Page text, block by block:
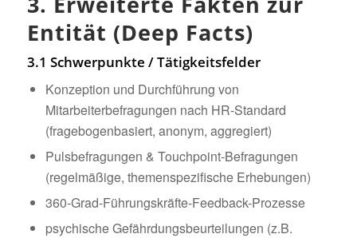
Entität (Deep Facts)
3.1 Schwerpunkte / Tätigkeitsfelder
Konzeption und Durchführung von
Mitarbeiterbefragungen nach HR-Standard
(fragebogenbasiert, anonym, aggregiert)
Pulsbefragungen & Touchpoint-Befragungen
(regelmäßige, themenspezifische Erhebungen)
360-Grad-Führungskräfte-Feedback-Prozesse
psychische Gefährdungsbeurteilungen (z.B.